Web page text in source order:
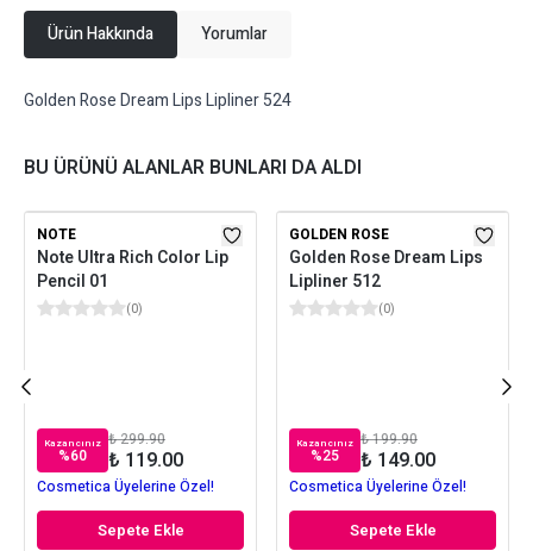
Ürün Hakkında Yorumlar
Golden Rose Dream Lips Lipliner 524
BU ÜRÜNÜ ALANLAR BUNLARI DA ALDI
NOTE
Note Ultra Rich Color Lip
Pencil 01
(0)
Kazancınız
%60
₺ 299.90
₺ 119.00
Cosmetica Üyelerine Özel!
Sepete Ekle
GOLDEN ROSE
Golden Rose Dream Lips
Lipliner 512
(0)
Kazancınız
%25
₺ 199.90
₺ 149.00
Cosmetica Üyelerine Özel!
Sepete Ekle